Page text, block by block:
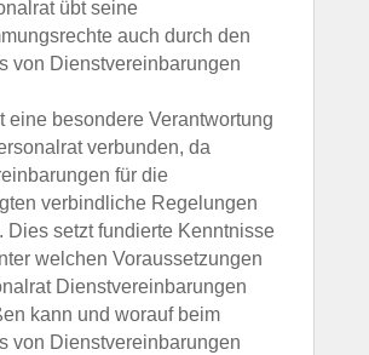
übt seine
auch durch den
von Dienstvereinbarungen
eine besondere Verantwortung
verbunden, da
für die
verbindliche Regelungen
Dies setzt fundierte Kenntnisse
welchen Voraussetzungen
Dienstvereinbarungen
kann und worauf beim
von Dienstvereinbarungen